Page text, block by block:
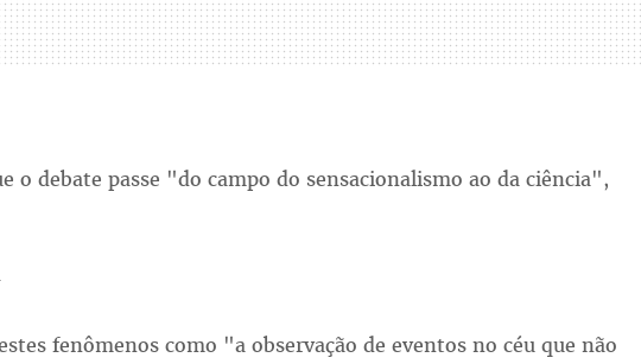
o debate passe "do campo do sensacionalismo ao da ciência",
fenômenos como "a observação de eventos no céu que não